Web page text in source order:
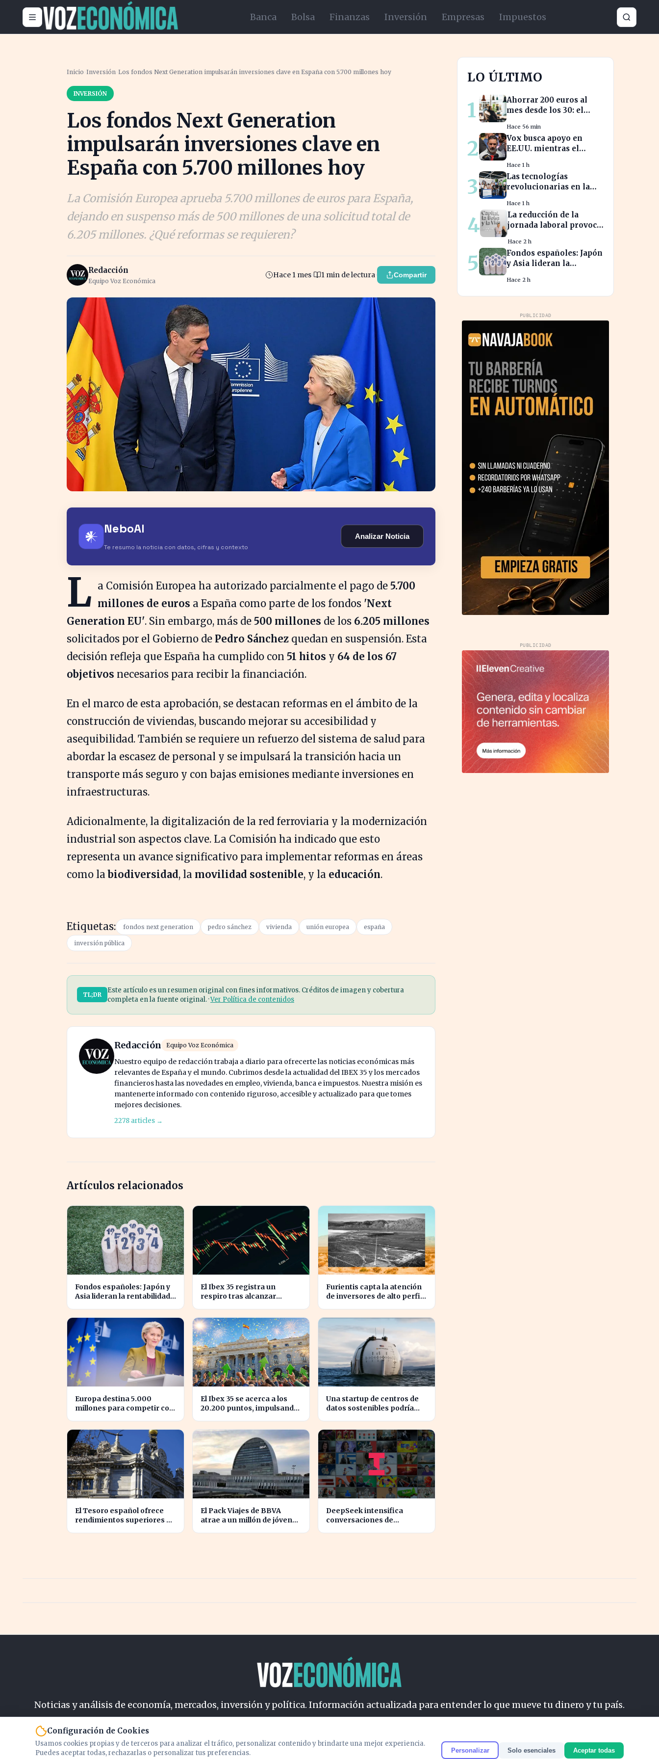
Banca Bolsa Finanzas Inversión Empresas Impuestos
Inicio ›Inversión›Los fondos Next Generation impulsarán inversiones clave en España con 5.700 millones hoy
INVERSIÓN
Los fondos Next Generation
impulsarán inversiones clave en
España con 5.700 millones hoy
La Comisión Europea aprueba 5.700 millones de euros para España,
dejando en suspenso más de 500 millones de una solicitud total de
6.205 millones. ¿Qué reformas se requieren?
Redacción
Equipo Voz Económica
Hace 1 mes 1 min de lectura Compartir
𒀭 NeboAI
Te resumo la noticia con datos, cifras y contexto
Analizar Noticia
L a Comisión Europea ha autorizado parcialmente el pago de 5.700
millones de euros a España como parte de los fondos 'Next
Generation EU'. Sin embargo, más de 500 millones de los 6.205 millones
solicitados por el Gobierno de Pedro Sánchez quedan en suspensión. Esta
decisión refleja que España ha cumplido con 51 hitos y 64 de los 67
objetivos necesarios para recibir la financiación.
En el marco de esta aprobación, se destacan reformas en el ámbito de la
construcción de viviendas, buscando mejorar su accesibilidad y
asequibilidad. También se requiere un refuerzo del sistema de salud para
abordar la escasez de personal y se impulsará la transición hacia un
transporte más seguro y con bajas emisiones mediante inversiones en
infraestructuras.
Adicionalmente, la digitalización de la red ferroviaria y la modernización
industrial son aspectos clave. La Comisión ha indicado que esto
representa un avance significativo para implementar reformas en áreas
como labiodiversidad, la movilidad sostenible, y la educación.
Etiquetas: fondos next generation pedro sánchez vivienda unión europea españa
inversión pública
TL;DR
Este artículo es un resumen original con fines informativos. Créditos de imagen y cobertura
completa en la fuente original. ·Ver Política de contenidos
Redacción Equipo Voz Económica
Nuestro equipo de redacción trabaja a diario para ofrecerte las noticias económicas más
relevantes de España y el mundo. Cubrimos desde la actualidad del IBEX 35 y los mercados
financieros hasta las novedades en empleo, vivienda, banca e impuestos. Nuestra misión es
mantenerte informado con contenido riguroso, accesible y actualizado para que tomes
mejores decisiones.
2278 articles →
Artículos relacionados
Fondos españoles: Japón y
Asia lideran la rentabilidad
El Ibex 35 registra un
respiro tras alcanzar
Furientis capta la atención
de inversores de alto perfil
Europa destina 5.000
millones para competir con
El Ibex 35 se acerca a los
20.200 puntos, impulsando
Una startup de centros de
datos sostenibles podría
El Tesoro español ofrece
rendimientos superiores al
El Pack Viajes de BBVA
atrae a un millón de jóvenes
DeepSeek intensifica
conversaciones de
LO ÚLTIMO
1
Ahorrar 200 euros al
mes desde los 30: el
en tu jubilación
Hace 56 min
2
Vox busca apoyo en
EE.UU. mientras el
inmigración marroquí
se intensifica
Hace 1 h
3
Las tecnologías
revolucionarias en la
cambiar el futuro
empresarial en Asturias
Hace 1 h
4
La reducción de la
jornada laboral provoca
productividad española
Hace 2 h
5
Fondos españoles: Japón
y Asia lideran la
semestre de IA en 2026
Hace 2 h
PUBLICIDAD
PUBLICIDAD
Noticias y análisis de economía, mercados, inversión y política. Información actualizada para entender lo que mueve tu dinero y tu país.
Configuración de Cookies
Usamos cookies propias y de terceros para analizar el tráfico, personalizar contenido y brindarte una mejor experiencia.
Puedes aceptar todas, rechazarlas o personalizar tus preferencias.
Personalizar Solo esenciales Aceptar todas